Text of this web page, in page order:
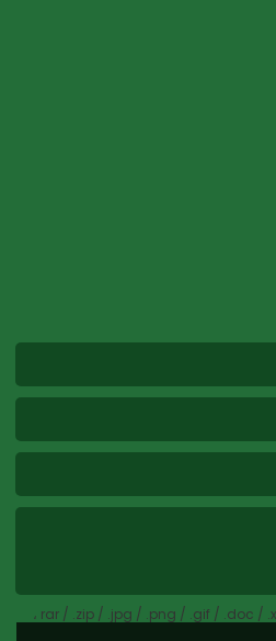
يدعم فقط .rar / .zip / .jpg / .png / .gif / .doc / .xls / .pdf ،